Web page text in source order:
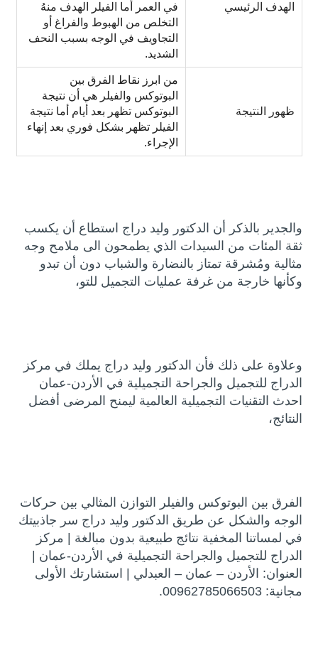
الهدف الرئيسي
في العمر أما الفيلر الهدف منهُ
التخلص من الهبوط والفراغ أو
التجاويف في الوجه بسبب النحف
الشديد.
ظهور النتيجة
من ابرز نقاط الفرق بين
البوتوكس والفيلر هي أن نتيجة
البوتوكس تظهر بعد أيام أما نتيجة
الفيلر تظهر بشكل فوري بعد إنهاء
الإجراء.
والجدير بالذكر أن الدكتور وليد دراج استطاع أن يكسب
ثقة المئات من السيدات الذي يطمحون الى ملامح وجه
مثالية ومُشرقة تمتاز بالنضارة والشباب دون أن تبدو
وكأنها خارجة من غرفة عمليات التجميل للتو،
وعلاوة على ذلك فأن الدكتور وليد دراج يملك في مركز
الدراج للتجميل والجراحة التجميلية في الأردن-عمان
احدث التقنيات التجميلية العالمية ليمنح المرضى أفضل
النتائج،
الفرق بين البوتوكس والفيلر التوازن المثالي بين حركات
الوجه والشكل عن طريق الدكتور وليد دراج سر جاذبيتك
في لمساتنا المخفية نتائج طبيعية بدون مبالغة | مركز
الدراج للتجميل والجراحة التجميلية في الأردن-عمان |
العنوان: الأردن – عمان – العبدلي | استشارتك الأولى
مجانية: 00962785066503.